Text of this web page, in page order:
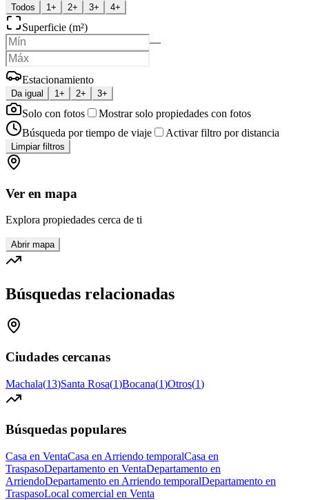
Todos 1+ 2+ 3+ 4+
Superficie (m²)
—
Estacionamiento
Da igual 1+ 2+ 3+
Solo con fotos
Mostrar solo propiedades con fotos
Búsqueda por tiempo de viaje
Activar filtro por distancia
Limpiar filtros
Ver en mapa
Explora propiedades cerca de ti
Abrir mapa
Búsquedas relacionadas
Ciudades cercanas
Machala(13)Santa Rosa(1)Bocana(1)Otros(1)
Búsquedas populares
Casa en VentaCasa en Arriendo temporalCasa en
TraspasoDepartamento en VentaDepartamento en
ArriendoDepartamento en Arriendo temporalDepartamento en
TraspasoLocal comercial en Venta